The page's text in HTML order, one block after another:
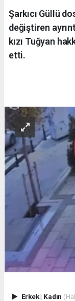
Şarkıcı Güllü
değiştiren
kızı Tuğyan
etti.
Erkek| Kadın